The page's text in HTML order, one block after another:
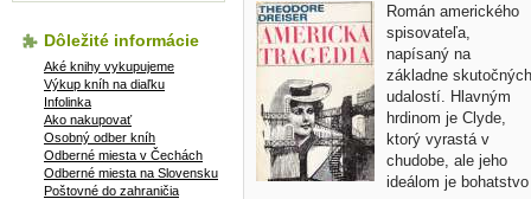
Román amerického
spisovateľa,
napísaný na
základne skutočných
udalostí. Hlavným
hrdinom je Clyde,
ktorý vyrastá v
chudobe, ale jeho
ideálom je bohatstvo
Dôležité informácie
Aké knihy vykupujeme
Výkup kníh na diaľku
Infolinka
Ako nakupovať
Osobný odber kníh
Odberné miesta v Čechách
Odberné miesta na Slovensku
Poštovné do zahraničia